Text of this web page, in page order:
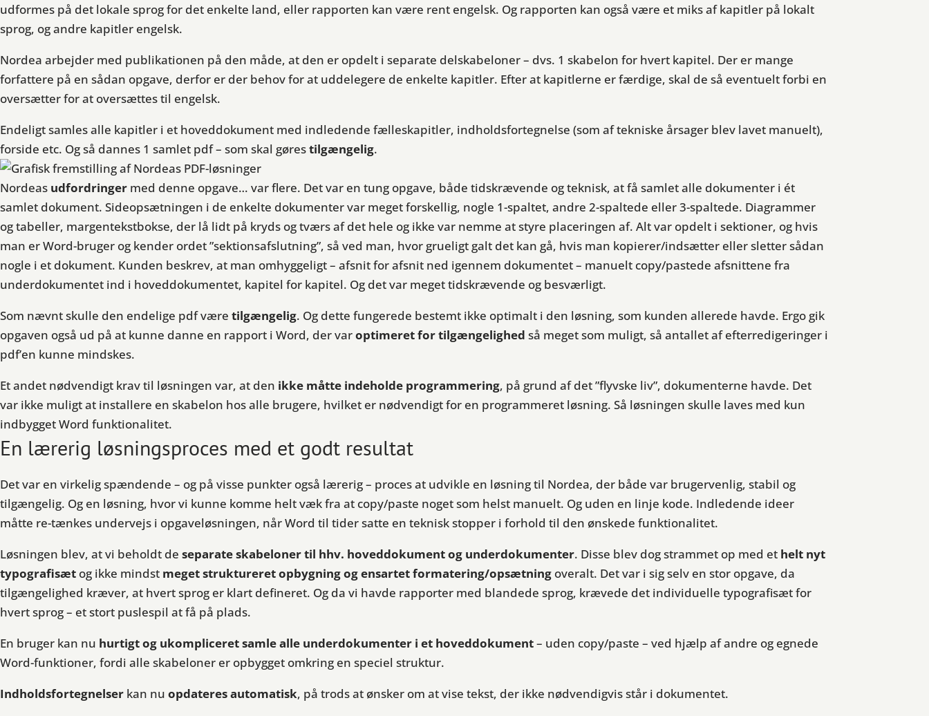
udformes på det lokale sprog for det enkelte land, eller rapporten kan være rent engelsk. Og rapporten kan også være et miks af kapitler på lokalt
sprog, og andre kapitler engelsk.
Nordea arbejder med publikationen på den måde, at den er opdelt i separate delskabeloner – dvs. 1 skabelon for hvert kapitel. Der er mange
forfattere på en sådan opgave, derfor er der behov for at uddelegere de enkelte kapitler. Efter at kapitlerne er færdige, skal de så eventuelt forbi en
oversætter for at oversættes til engelsk.
Endeligt samles alle kapitler i et hoveddokument med indledende fælleskapitler, indholdsfortegnelse (som af tekniske årsager blev lavet manuelt),
forside etc. Og så dannes 1 samlet pdf – som skal gørestilgængelig.
Nordeas udfordringer med denne opgave… var flere. Det var en tung opgave, både tidskrævende og teknisk, at få samlet alle dokumenter i ét
samlet dokument. Sideopsætningen i de enkelte dokumenter var meget forskellig, nogle 1-spaltet, andre 2-spaltede eller 3-spaltede. Diagrammer
og tabeller, margentekstbokse, der lå lidt på kryds og tværs af det hele og ikke var nemme at styre placeringen af. Alt var opdelt i sektioner, og hvis
man er Word-bruger og kender ordet ”sektionsafslutning”, så ved man, hvor grueligt galt det kan gå, hvis man kopierer/indsætter eller sletter sådan
nogle i et dokument. Kunden beskrev, at man omhyggeligt – afsnit for afsnit ned igennem dokumentet – manuelt copy/pastede afsnittene fra
underdokumentet ind i hoveddokumentet, kapitel for kapitel. Og det var meget tidskrævende og besværligt.
Som nævnt skulle den endelige pdf være tilgængelig. Og dette fungerede bestemt ikke optimalt i den løsning, som kunden allerede havde. Ergo gik
opgaven også ud på at kunne danne en rapport i Word, der varoptimeret for tilgængelighed så meget som muligt, så antallet af efterredigeringer i
pdf’en kunne mindskes.
Et andet nødvendigt krav til løsningen var, at den ikke måtte indeholde programmering, på grund af det ”flyvske liv”, dokumenterne havde. Det
var ikke muligt at installere en skabelon hos alle brugere, hvilket er nødvendigt for en programmeret løsning. Så løsningen skulle laves med kun
indbygget Word funktionalitet.
En lærerig løsningsproces med et godt resultat
Det var en virkelig spændende – og på visse punkter også lærerig – proces at udvikle en løsning til Nordea, der både var brugervenlig, stabil og
tilgængelig. Og en løsning, hvor vi kunne komme helt væk fra at copy/paste noget som helst manuelt. Og uden en linje kode. Indledende ideer
måtte re-tænkes undervejs i opgaveløsningen, når Word til tider satte en teknisk stopper i forhold til den ønskede funktionalitet.
Løsningen blev, at vi beholdt de separate skabeloner til hhv. hoveddokument og underdokumenter. Disse blev dog strammet op med et helt nyt
typografisæt og ikke mindst meget struktureret opbygning og ensartet formatering/opsætning overalt. Det var i sig selv en stor opgave, da
tilgængelighed kræver, at hvert sprog er klart defineret. Og da vi havde rapporter med blandede sprog, krævede det individuelle typografisæt for
hvert sprog – et stort puslespil at få på plads.
En bruger kan nu hurtigt og ukompliceret samle alle underdokumenter i et hoveddokument– uden copy/paste – ved hjælp af andre og egnede
Word-funktioner, fordi alle skabeloner er opbygget omkring en speciel struktur.
Indholdsfortegnelser kan nu opdateres automatisk, på trods at ønsker om at vise tekst, der ikke nødvendigvis står i dokumentet.